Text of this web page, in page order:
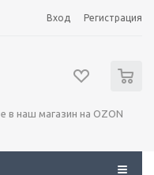
Вход Регистрация
в наш магазин на OZON